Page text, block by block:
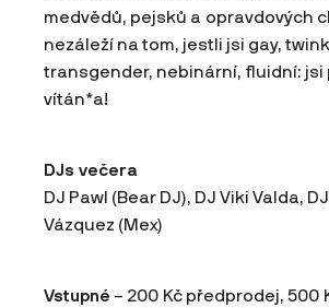
medvědů, pejsků a opravdových
nezáleží na tom, jestli jsi gay,
transgender, nebinární, fluidní: jsi
vítán*a!
DJs večera
DJ Pawl (Bear DJ), DJ Viki Valda,
Vázquez (Mex)
Vstupné – 200 Kč předprodej, 500